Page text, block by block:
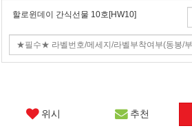
할로윈데이 간식선물 10호[HW10]
위시 추천